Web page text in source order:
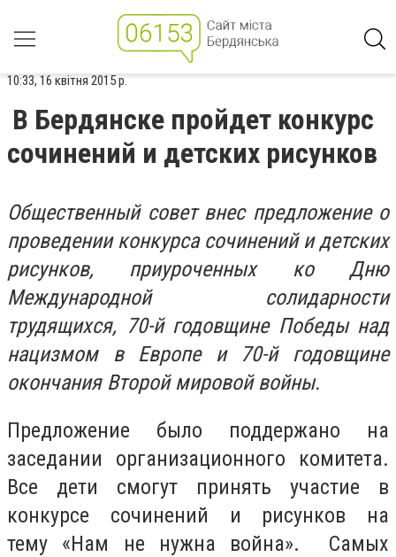
10:33, 16 квітня 2015 р.
В Бердянске пройдет конкурс
сочинений и детских рисунков
Общественный совет внес предложение о
проведении конкурса сочинений и детских
рисунков, приуроченных ко Дню
Международной солидарности
трудящихся, 70-й годовщине Победы над
нацизмом в Европе и 70-й годовщине
окончания Второй мировой войны.
Предложение было поддержано на
заседании организационного комитета.
Все дети смогут принять участие в
конкурсе сочинений и рисунков на
тему «Нам не нужна война». Самых